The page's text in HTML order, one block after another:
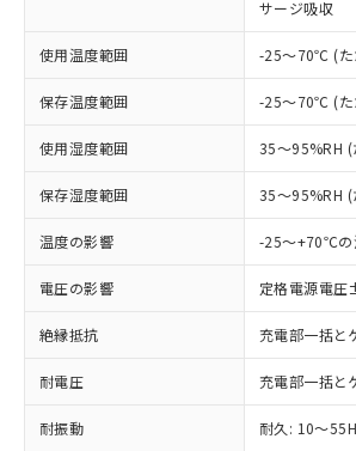
サージ吸収
使用温度範囲 -25～70℃ (た
保存温度範囲 -25～70℃ (た
使用湿度範囲 35～95%RH (
保存湿度範囲 35～95%RH (
温度の影響 -25～+70℃の
電圧の影響 定格電源電
絶縁抵抗 充電部一括と
耐電圧 充電部一括と
耐振動 耐久: 10～
ご利用条件
以下の条件をお読みいただき、
本サービスは、当社制御
商品の当社在庫状況およ
(税抜)を提供させていただ
当社制御機器事業取扱商
本サービスの対象外とな
ことをご了承ください。
在庫状況および標準価格
記載している更新日時点
非含有に対応した製品が提供可能
対応予定：EU RoHS指令（10物
商品です。
対応予定なし：EU RoHS指令（
非含有に非対応の商品で、対応品
定はありません。
調査・確認中：EU RoHS指令（
非含有の対応状況を調査中また
非該当品：ライセンス料など無
害物質有無と関係のない商品で
仕入先様の事情により、非含有
いたものが、含有品と判明した
むを得ず変更することがありま
*EU RoHS指令（10物質）：
※1 中国RoHS○×表
「○」：最大均質材料含有率が
基準値以下であることを示しま
「×」：最大均質材料含有率が
基準値を超えていることを示し
「－」：未確認です。当社販売
い合わせください。
当社は、これら貴社製品の
為替および外国貿易法に定
（以下｢規制貨物等」とい